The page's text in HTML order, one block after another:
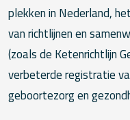
plekken in Nederland,
van richtlijnen en
(zoals de Ketenrichtlijn
verbeterde registratie
geboortezorg en